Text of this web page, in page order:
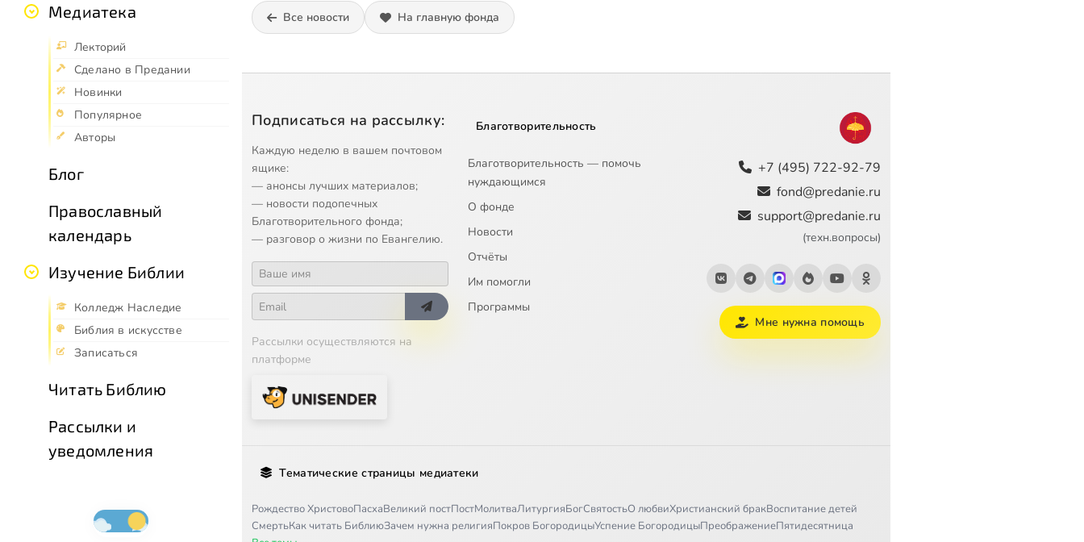
Медиатека
Лекторий
Сделано в Предании
Новинки
Популярное
Авторы
Блог
Православный
календарь
Изучение Библии
Колледж Наследие
Библия в искусстве
Записаться
Читать Библию
Рассылки и
уведомления
Все новости На главную фонда
Подписаться на рассылку:
Каждую неделю в вашем почтовом
ящике:
— анонсы лучших материалов;
— новости подопечных
Благотворительного фонда;
— разговор о жизни по Евангелию.
Рассылки осуществляются на
платформе
Благотворительность
Благотворительность — помочь
нуждающимся
О фонде
Новости
Отчёты
Им помогли
Программы
+7 (495) 722-92-79
fond@predanie.ru
support@predanie.ru
(техн.вопросы)
Мне нужна помощь
Тематические страницы медиатеки
Рождество ХристовоПасхаВеликий постПостМолитваЛитургияБогСвятостьО любвиХристианский бракВоспитание детей
СмертьКак читать БиблиюЗачем нужна религияПокров БогородицыУспение БогородицыПреображениеПятидесятница